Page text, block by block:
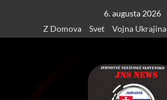
content
6. augusta 2026
Z Domova
Svet Vojna Ukrajina